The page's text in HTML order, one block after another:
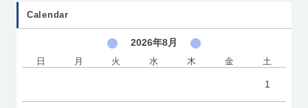
Calendar
2026年8月
日 月 火 水 木 金 土
1